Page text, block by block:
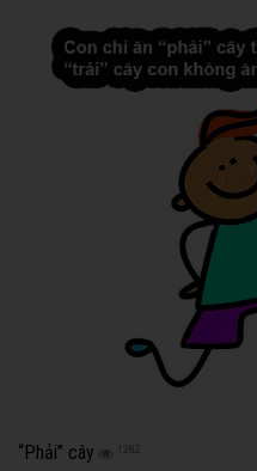
“Phải” cây 1282